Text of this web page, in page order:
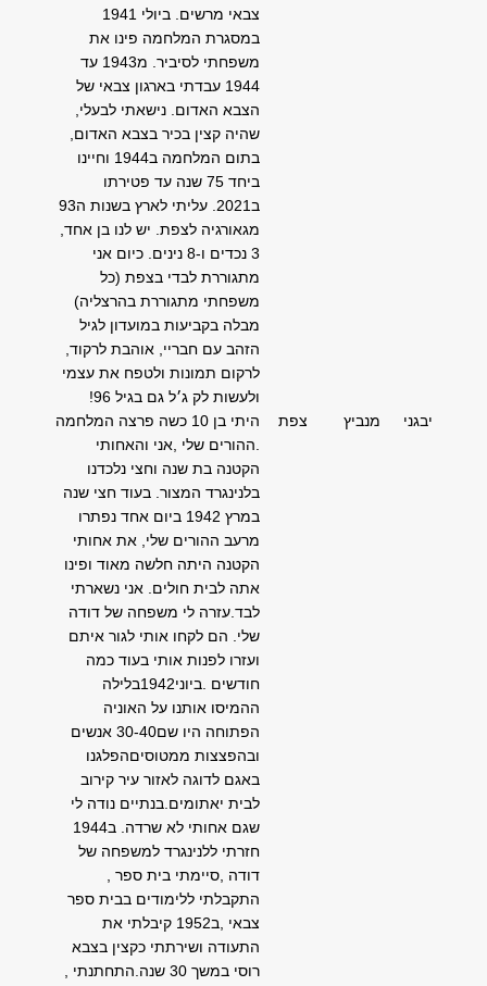
צבאי מרשים. ביולי 1941
במסגרת המלחמה פינו את
משפחתי לסיביר. מ1943 עד
1944 עבדתי בארגון צבאי של
הצבא האדום. נישאתי לבעלי,
שהיה קצין בכיר בצבא האדום,
בתום המלחמה ב1944 וחיינו
ביחד 75 שנה עד פטירתו
ב2021. עליתי לארץ בשנות ה93
מגאורגיה לצפת. יש לנו בן אחד,
3 נכדים ו-8 נינים. כיום אני
מתגוררת לבדי בצפת (כל
משפחתי מתגוררת בהרצליה)
מבלה בקביעות במועדון לגיל
הזהב עם חבריי, אוהבת לרקוד,
לרקום תמונות ולטפח את עצמי
ולעשות לק ג׳ל גם בגיל 96!
יבגני
מנביץ צפת
היתי בן 10 כשה פרצה המלחמה
.ההורים שלי ,אני והאחותי
הקטנה בת שנה וחצי נלכדנו
בלנינגרד המצור. בעוד חצי שנה
במרץ 1942 ביום אחד נפתרו
מרעב ההורים שלי, את אחותי
הקטנה היתה חלשה מאוד ופינו
אתה לבית חולים. אני נשארתי
לבד.עזרה לי משפחה של דודה
שלי. הם לקחו אותי לגור איתם
ועזרו לפנות אותי בעוד כמה
חודשים .ביוני1942בלילה
ההמיסו אותנו על האוניה
הפתוחה היו שם30-40 אנשים
ובהפצצות ממטוסיםהפלגנו
באגם לדוגה לאזור עיר קירוב
לבית יאתומים.בנתיים נודה לי
שגם אחותי לא שרדה. ב1944
חזרתי ללנינגרד למשפחה של
דודה ,סיימתי בית ספר ,
התקבלתי ללימודים בבית ספר
צבאי ,ב1952 קיבלתי את
התעודה ושירתתי כקצין בצבא
רוסי במשך 30 שנה.התחתנתי ,